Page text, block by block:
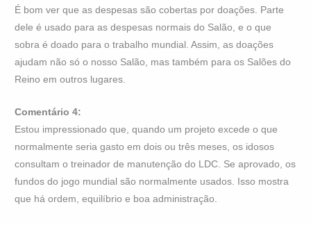
É bom ver que as despesas são cobertas por doações. Parte
dele é usado para as despesas normais do Salão, e o que
sobra é doado para o trabalho mundial. Assim, as doações
ajudam não só o nosso Salão, mas também para os Salões do
Reino em outros lugares.
Comentário 4:
Estou impressionado que, quando um projeto excede o que
normalmente seria gasto em dois ou três meses, os idosos
consultam o treinador de manutenção do LDC. Se aprovado, os
fundos do jogo mundial são normalmente usados. Isso mostra
que há ordem, equilíbrio e boa administração.